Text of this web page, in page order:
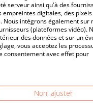
serveur ainsi qu'à des
digitales, des
Nous intégrons également sur
(plateformes vidéo).
des données et sur un
vous acceptez les
consentement avec effet pour
Non, ajuster